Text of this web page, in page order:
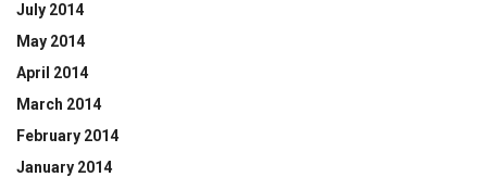
July 2014
May 2014
April 2014
March 2014
February 2014
January 2014